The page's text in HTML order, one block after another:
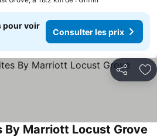
pour voir
Consulter les prix
Partager
By Marriott Locust Grove